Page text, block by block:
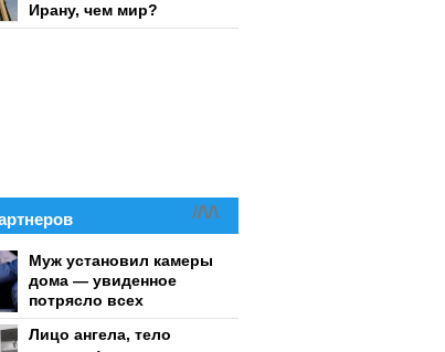
Ирану, чем мир?